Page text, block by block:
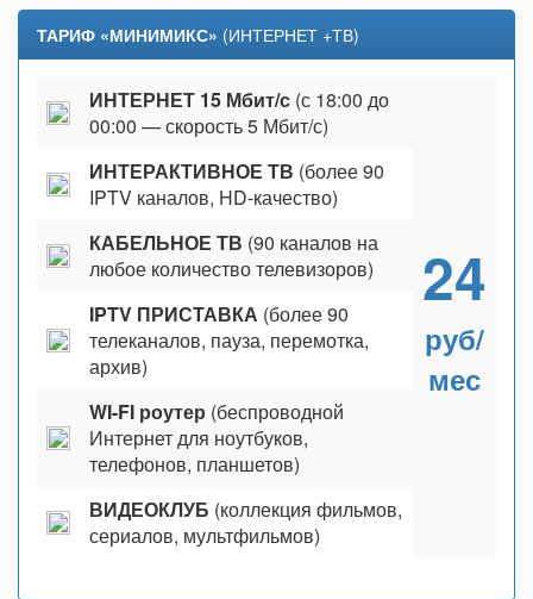
ТАРИФ «МИНИМИКС» (ИНТЕРНЕТ +ТВ)
ИНТЕРНЕТ 15 Мбит/с (с 18:00 до
00:00 — скорость 5 Мбит/с)
24
руб/
мес
ИНТЕРАКТИВНОЕ ТВ (более 90
IPTV каналов, HD-качество)
КАБЕЛЬНОЕ ТВ (90 каналов на
любое количество телевизоров)
IPTV ПРИСТАВКА (более 90
телеканалов, пауза, перемотка,
архив)
WI-FI роутер (беспроводной
Интернет для ноутбуков,
телефонов, планшетов)
ВИДЕОКЛУБ (коллекция фильмов,
сериалов, мультфильмов)